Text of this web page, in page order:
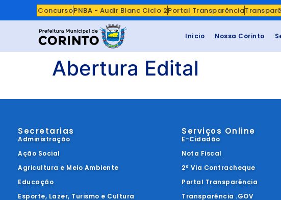
ConcursoPNBA - Audir Blanc Ciclo 2Portal Transparência
Início Nossa Corinto
Abertura Edital
Secretarias
Administração
Ação Social
Agricultura e Meio Ambiente
Educação
Esporte, Lazer, Turismo e Cultura
Serviços Online
E-Cidadão
Nota Fiscal
2ª Via Contracheque
Portal Transparência
Transparência .GOV